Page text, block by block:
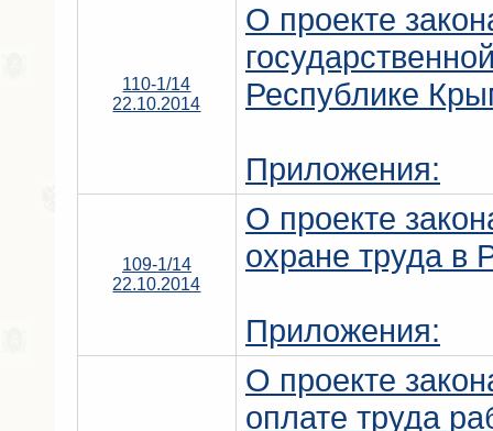
110-1/14
22.10.2014
О проекте
Республике
Приложения:
109-1/14
22.10.2014
О проекте
охране труда в
Приложения:
О проекте
оплате труда